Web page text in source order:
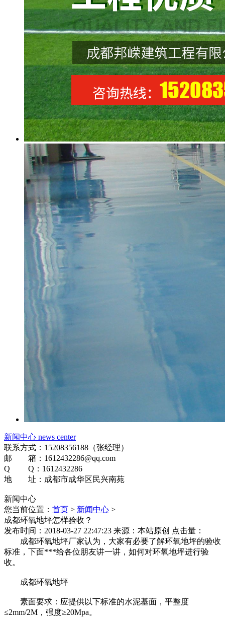
新闻中心 news center
联系方式：15208356188（张经理）
邮 箱：1612432286@qq.com
Q Q：1612432286
地 址：成都市成华区民兴南苑
新闻中心
您当前位置： 首页 > 新闻中心 >
成都环氧地坪怎样验收？
发布时间：2018-03-27 22:47:23 来源：本站原创 点击量：
成都环氧地坪厂家认为，大家有必要了解环氧地坪的验收
标准，下面***给各位朋友讲一讲，如何对环氧地坪进行验
收。
成都环氧地坪
素面要求：应提供以下标准的水泥基面，平整度
≤2mm/2M，强度≥20Mpa。